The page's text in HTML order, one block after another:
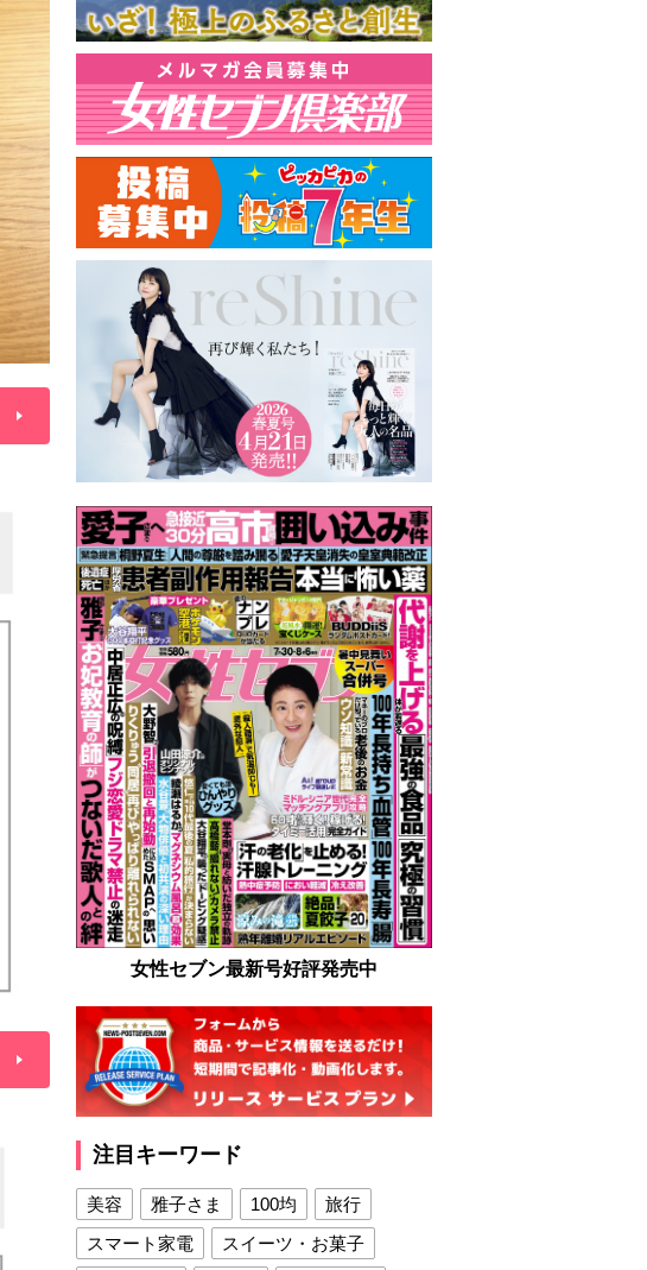
女性セブン最新号好評発売中
注目キーワード
美容 雅子さま 100均
旅行
スマート家電
スイーツ・お菓子